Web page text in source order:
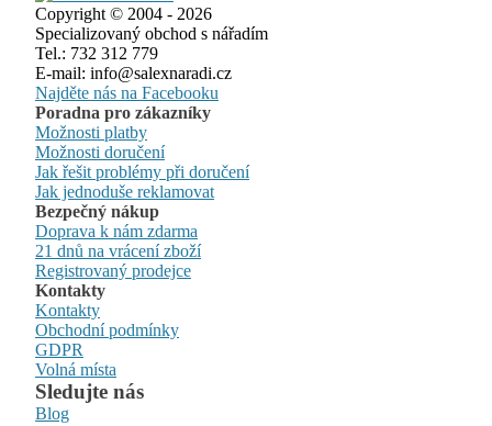
Copyright © 2004 - 2026
Specializovaný obchod s nářadím
Tel.: 732 312 779
E-mail: info@salexnaradi.cz
Najděte nás na Facebooku
Poradna pro zákazníky
Možnosti platby
Možnosti doručení
Jak řešit problémy při doručení
Jak jednoduše reklamovat
Bezpečný nákup
Doprava k nám zdarma
21 dnů na vrácení zboží
Registrovaný prodejce
Kontakty
Kontakty
Obchodní podmínky
GDPR
Volná místa
Sledujte nás
Blog